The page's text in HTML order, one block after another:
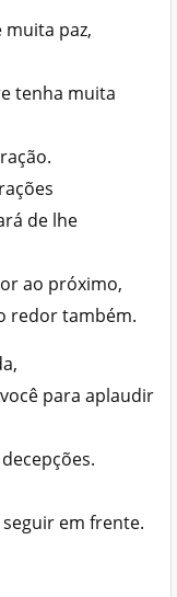
muita paz,
tenha muita
de lhe
ao próximo,
redor também.
para aplaudir
em frente.